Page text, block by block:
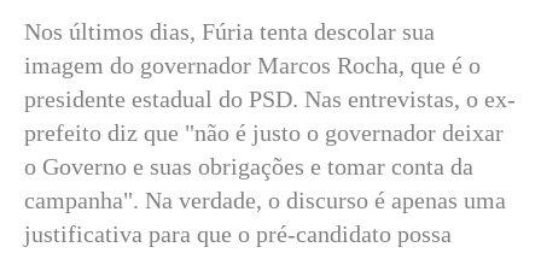
Nos últimos dias, Fúria tenta descolar sua
imagem do governador Marcos Rocha, que é o
presidente estadual do PSD. Nas entrevistas, o ex-
prefeito diz que "não é justo o governador deixar
o Governo e suas obrigações e tomar conta da
campanha". Na verdade, o discurso é apenas uma
justificativa para que o pré-candidato possa